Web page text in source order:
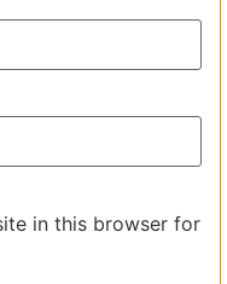
in this browser for